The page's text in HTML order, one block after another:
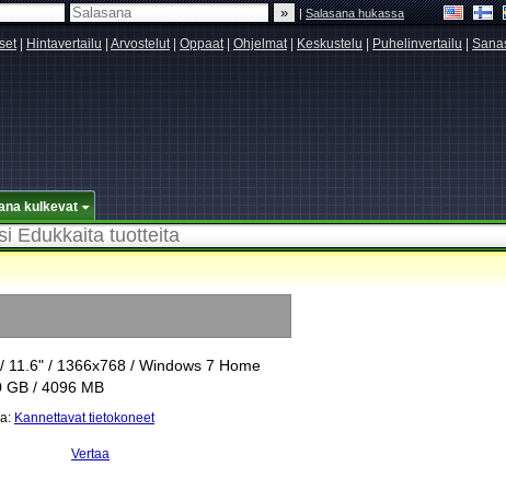
|Salasana hukassa
| Hintavertailu Arvostelut| Oppaat| Ohjelmat| Keskustelu Puhelinvertailu
kulkevat
11.6" / 1366x768 / Windows 7 Home
GB / 4096 MB
Kannettavat tietokoneet
Vertaa